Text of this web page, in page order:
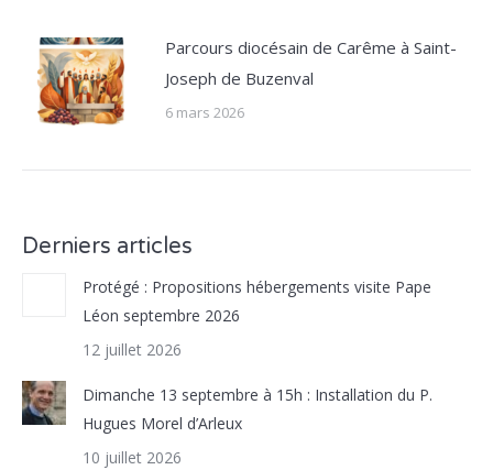
Parcours diocésain de Carême à Saint-
Joseph de Buzenval
6 mars 2026
Derniers articles
Protégé : Propositions hébergements visite Pape
Léon septembre 2026
12 juillet 2026
Dimanche 13 septembre à 15h : Installation du P.
Hugues Morel d’Arleux
10 juillet 2026